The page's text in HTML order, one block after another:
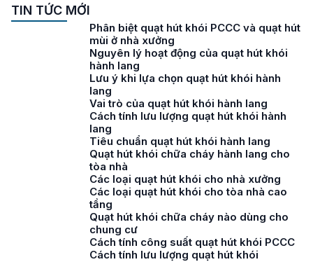
TIN TỨC MỚI
Phân biệt quạt hút khói PCCC và quạt hút
mùi ở nhà xưởng
Nguyên lý hoạt động của quạt hút khói
hành lang
Lưu ý khi lựa chọn quạt hút khói hành
lang
Vai trò của quạt hút khói hành lang
Cách tính lưu lượng quạt hút khói hành
lang
Tiêu chuẩn quạt hút khói hành lang
Quạt hút khói chữa cháy hành lang cho
tòa nhà
Các loại quạt hút khói cho nhà xưởng
Các loại quạt hút khói cho tòa nhà cao
tầng
Quạt hút khói chữa cháy nào dùng cho
chung cư
Cách tính công suất quạt hút khói PCCC
Cách tính lưu lượng quạt hút khói